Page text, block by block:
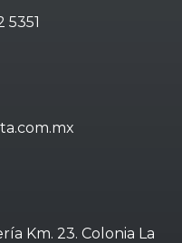
5351
Km. 23. Colonia La